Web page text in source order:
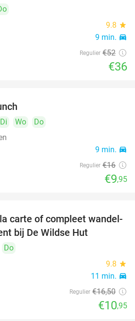
9.8 star
9 min. directions_car
Regulier €52
€36
Di Wo
Do
9 min. directions_car
Regulier €16
€9,95
34%
carte of compleet wandel-
bij De Wildse Hut
Do
9.8 star
11 min. directions_car
Regulier €16,50
€10,95